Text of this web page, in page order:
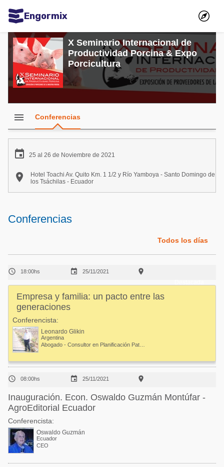
Engormix
Comunidades en español
Agricultura
Balanceados - Piensos
Lechería
Micotoxinas
Mascotas
Avicultura
Porcicultura
Lechería
Balanceados - Piensos
Micotoxinas
Avicultura
Porcicultura
Ganadería
Lechería
X Seminario Internacional de
Productividad Porcina & Expo
Porcicultura
menu Conferencias
 25 al 26 de Noviembre de 2021

Hotel Toachi Av. Quito Km. 1 1/2 y Río Yamboya - Santo Domingo de
los Tsáchilas - Ecuador
Conferencias
Todos los días
 18:00hs  25/11/2021 
Empresa y familia: un pacto entre las
generaciones
Conferencista:
Leonardo Glikin
Argentina
 08:00hs  25/11/2021 
Inauguración. Econ. Oswaldo Guzmán Montúfar -
AgroEditorial Ecuador
Conferencista:
Oswaldo Guzmán
Ecuador
CEO